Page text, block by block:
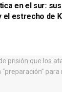
en el sur:
el estrecho de